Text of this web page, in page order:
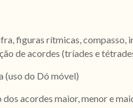
figuras rítmicas, compasso,
de acordes (tríades e
(uso do Dó móvel)
acordes maior, menor e